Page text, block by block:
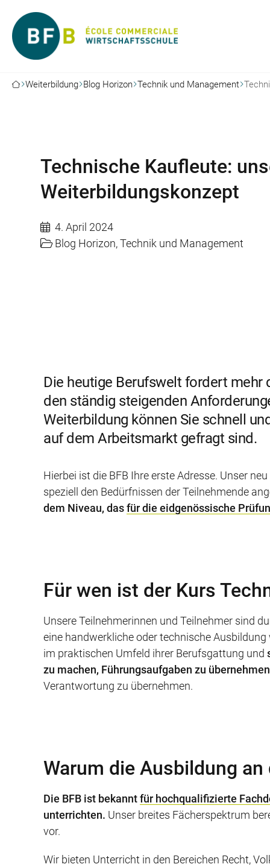
Weiterbildung Blog Horizon Technik und Management
Technische Kaufleute:
Weiterbildungskonzept
4. April 2024
Blog Horizon,Technik und Management
Die heutige Berufswelt fordert
den ständig steigenden
Weiterbildung können Sie schnell
auf dem Arbeitsmarkt gefragt sind.
Hierbei ist die BFB Ihre erste Adresse. Unser
speziell den Bedürfnissen der Teilnehmende
dem Niveau, dasfür die eidgenössische
Für wen ist der Kurs
Unsere Teilnehmerinnen und Teilnehmer sind
eine handwerkliche oder technische
im praktischen Umfeld ihrer Berufsgattung und
zu machen, Führungsaufgaben zu
Verantwortung zu übernehmen.
Warum die Ausbildung an
Die BFB ist bekanntfür hochqualifizierte
unterrichten. Unser breites Fächerspektrum
vor.
Wir bieten Unterricht in den Bereichen Recht,